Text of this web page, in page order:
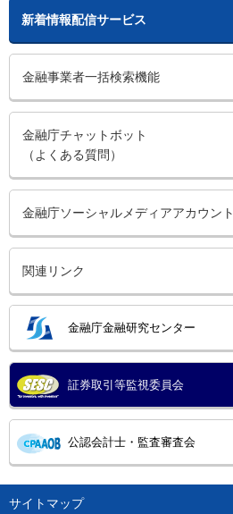
新着情報配信サービス
金融事業者一括検索機能
金融庁チャットボット
（よくある質問）
金融庁ソーシャルメディアアカウント
関連リンク
金融庁金融研究センター
証券取引等監視委員会
公認会計士・監査審査会
サイトマップ